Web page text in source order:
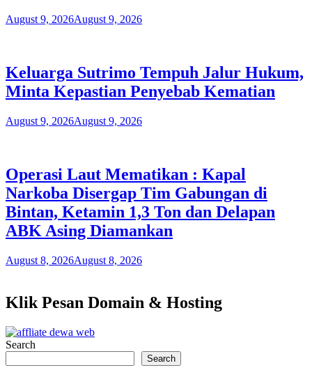
August 9, 2026August 9, 2026
Keluarga Sutrimo Tempuh Jalur Hukum,
Minta Kepastian Penyebab Kematian
August 9, 2026August 9, 2026
Operasi Laut Mematikan : Kapal
Narkoba Disergap Tim Gabungan di
Bintan, Ketamin 1,3 Ton dan Delapan
ABK Asing Diamankan
August 8, 2026August 8, 2026
Klik Pesan Domain & Hosting
Search
Search